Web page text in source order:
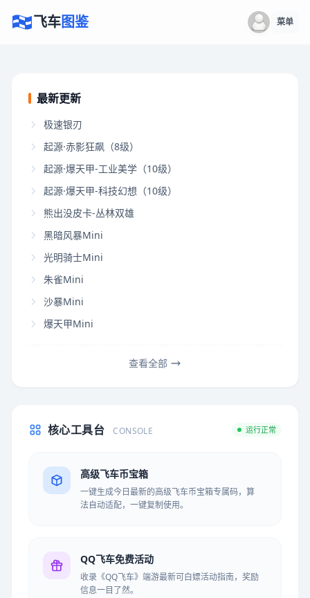
飞车图鉴 菜单
最新更新
极速银刃
起源·赤影狂飙（8级）
起源·爆天甲-工业美学（10级）
起源·爆天甲-科技幻想（10级）
熊出没皮卡-丛林双雄
黑暗风暴Mini
光明骑士Mini
朱雀Mini
沙暴Mini
爆天甲Mini
查看全部
核心工具台 CONSOLE 运行正常
高级飞车币宝箱
一键生成今日最新的高级飞车币宝箱专属码，算
法自动适配，一键复制使用。
QQ飞车免费活动
收录《QQ飞车》端游最新可白嫖活动指南，奖励
信息一目了然。